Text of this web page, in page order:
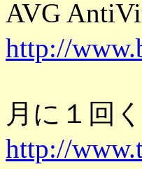
AVG
http://
月に１回
http://